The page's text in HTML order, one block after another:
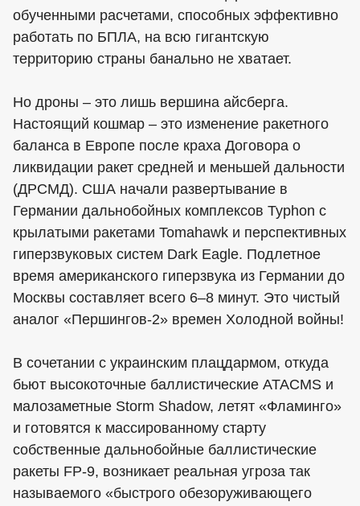
обученными расчетами, способных эффективно
работать по БПЛА, на всю гигантскую
территорию страны банально не хватает.
Но дроны – это лишь вершина айсберга.
Настоящий кошмар – это изменение ракетного
баланса в Европе после краха Договора о
ликвидации ракет средней и меньшей дальности
(ДРСМД). США начали развертывание в
Германии дальнобойных комплексов Typhon с
крылатыми ракетами Tomahawk и перспективных
гиперзвуковых систем Dark Eagle. Подлетное
время американского гиперзвука из Германии до
Москвы составляет всего 6–8 минут. Это чистый
аналог «Першингов-2» времен Холодной войны!
В сочетании с украинским плацдармом, откуда
бьют высокоточные баллистические ATACMS и
малозаметные Storm Shadow, летят «Фламинго»
и готовятся к массированному старту
собственные дальнобойные баллистические
ракеты FP-9, возникает реальная угроза так
называемого «быстрого обезоруживающего